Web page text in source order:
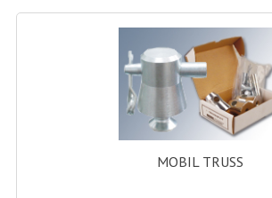
Digital Package Et Logiciel
Enregistreur Numérique
Platines Dvd Pour Dj
Platines Cassettes
MOBIL TRUSS